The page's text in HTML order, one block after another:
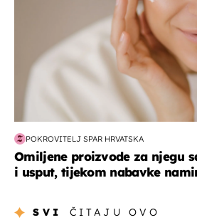
POKROVITELJ SPAR HRVATSKA
Omiljene proizvode za njegu
i usput, tijekom nabavke
SVI ČITAJU OVO